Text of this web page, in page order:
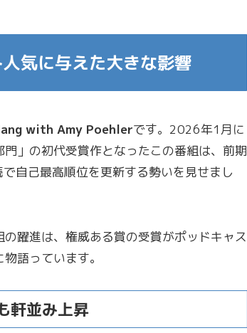
気に与えた大きな影響
with Amy Poehlerです。2026年1月に
」の初代受賞作となったこの番組は、前期
自己最高順位を更新する勢いを見せまし
躍進は、権威ある賞の受賞がポッドキャス
語っています。
軒並み上昇